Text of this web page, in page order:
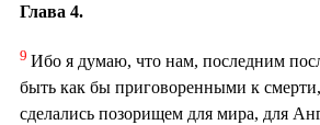
Глава 4.
9 Ибо я думаю, что нам, последним
быть как бы приговоренными к
сделались позорищем для мира, для